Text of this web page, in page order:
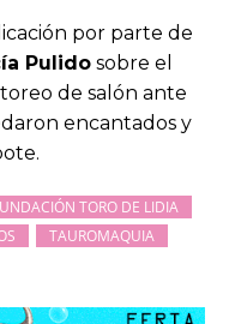
por parte de
Pulido sobre el
de salón ante
encantados y
TORO DE LIDIA
TAUROMAQUIA